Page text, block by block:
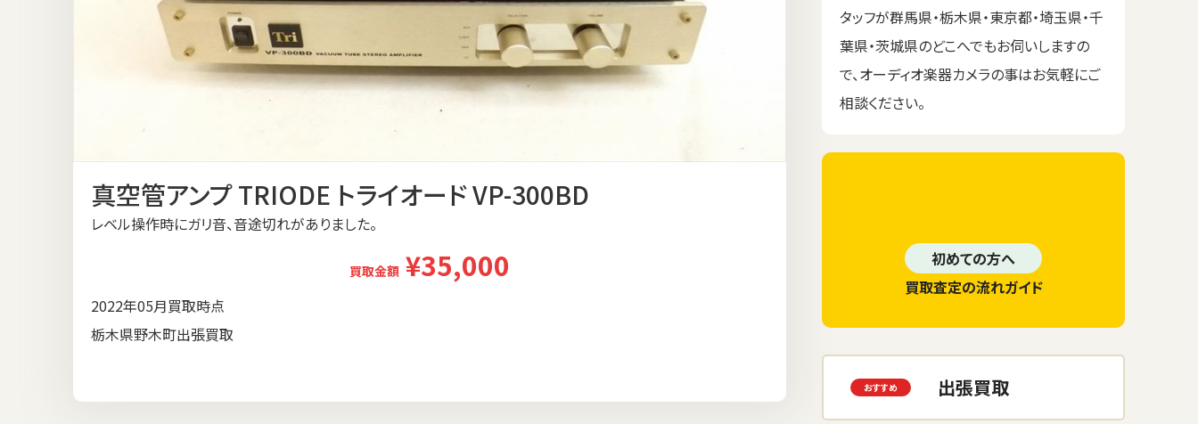
真空管アンプ TRIODE トライオード VP-300BD
レベル操作時にガリ音、音途切れがありました。
買取金額 ¥35,000
2022年05月買取時点
栃木県野木町出張買取
タッフが群馬県・栃木県・東京都・埼玉県・千
葉県・茨城県のどこへでもお伺いしますの
で、オーディオ楽器カメラの事はお気軽にご
相談ください。
初めての方へ
買取査定の流れガイド
出張買取